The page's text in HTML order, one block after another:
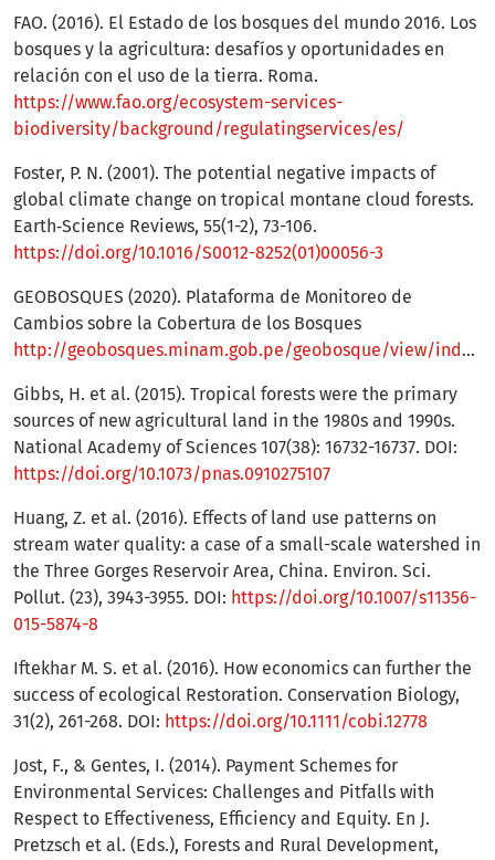
FAO. (2016). El Estado de los bosques del mundo 2016. Los
bosques y la agricultura: desafíos y oportunidades en
relación con el uso de la tierra. Roma.
https://www.fao.org/ecosystem-services-
biodiversity/background/regulatingservices/es/
Foster, P. N. (2001). The potential negative impacts of
global climate change on tropical montane cloud forests.
Earth‐Science Reviews, 55(1-2), 73-106.
https://doi.org/10.1016/S0012-8252(01)00056-3
GEOBOSQUES (2020). Plataforma de Monitoreo de
Cambios sobre la Cobertura de los Bosques
http://geobosques.minam.gob.pe/geobosque/view/index.php
Gibbs, H. et al. (2015). Tropical forests were the primary
sources of new agricultural land in the 1980s and 1990s.
National Academy of Sciences 107(38): 16732-16737. DOI:
https://doi.org/10.1073/pnas.0910275107
Huang, Z. et al. (2016). Effects of land use patterns on
stream water quality: a case of a small-scale watershed in
the Three Gorges Reservoir Area, China. Environ. Sci.
Pollut. (23), 3943-3955. DOI: https://doi.org/10.1007/s11356-
015-5874-8
Iftekhar M. S. et al. (2016). How economics can further the
success of ecological Restoration. Conservation Biology,
31(2), 261-268. DOI: https://doi.org/10.1111/cobi.12778
Jost, F., & Gentes, I. (2014). Payment Schemes for
Environmental Services: Challenges and Pitfalls with
Respect to Effectiveness, Efficiency and Equity. En J.
Pretzsch et al. (Eds.), Forests and Rural Development,